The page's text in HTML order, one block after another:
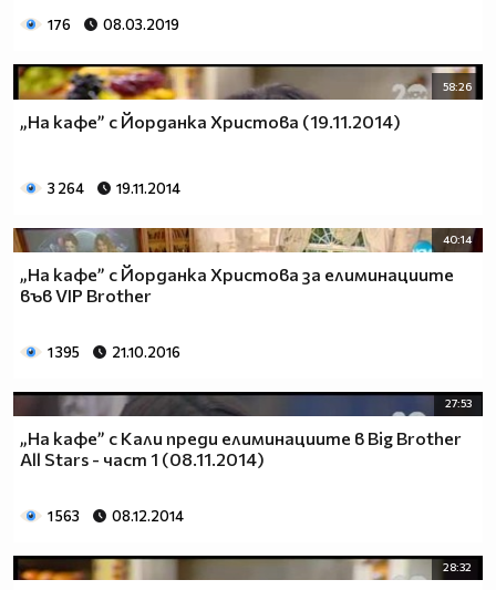
176 08.03.2019
58:26
„На кафе” с Йорданка Христова (19.11.2014)
3 264 19.11.2014
40:14
„На кафе” с Йорданка Христова за елиминациите
във VIP Brother
1 395 21.10.2016
27:53
„На кафе” с Кали преди елиминациите в Big Brother
All Stars - част 1 (08.11.2014)
1 563 08.12.2014
28:32